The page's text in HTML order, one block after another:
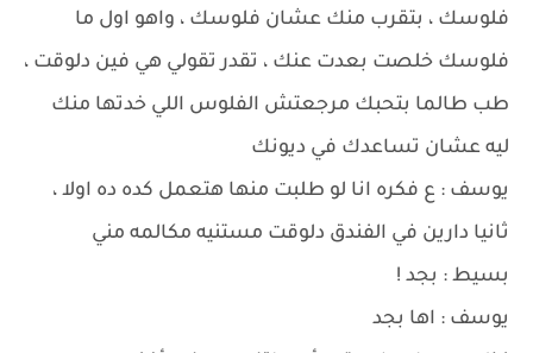
فلوسك ، بتقرب منك عشان فلوسك ، واهو اول ما
فلوسك خلصت بعدت عنك ، تقدر تقولي هي فين دلوقت ،
طب طالما بتحبك مرجعتش الفلوس اللي خدتها منك
ليه عشان تساعدك في ديونك
يوسف : ع فكره انا لو طلبت منها هتعمل كده ده اولا ،
ثانيا دارين في الفندق دلوقت مستنيه مكالمه مني
بسيط : بجد !
يوسف : اها بجد